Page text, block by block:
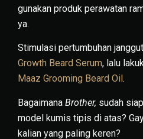
gunakan produk perawatan
ya.
Stimulasi pertumbuhan
Growth Beard Serum, lalu
Maaz Grooming Beard Oil .
Bagaimana Brother, sudah
model kumis tipis di atas?
kalian yang paling keren?